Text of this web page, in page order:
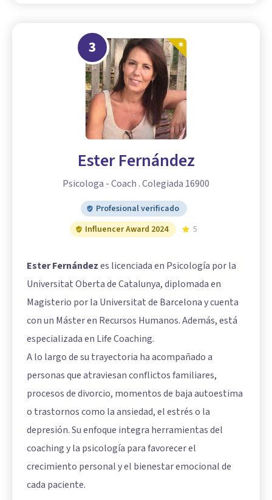
3
Ester Fernández
Psicologa - Coach . Colegiada 16900
Profesional verificado
Influencer Award 2024
5
Ester Fernándezes licenciada en Psicología por la
Universitat Oberta de Catalunya, diplomada en
Magisterio por la Universitat de Barcelona y cuenta
con un Máster en Recursos Humanos. Además, está
especializada en Life Coaching.
A lo largo de su trayectoria ha acompañado a
personas que atraviesan conflictos familiares,
procesos de divorcio, momentos de baja autoestima
o trastornos como la ansiedad, el estrés o la
depresión. Su enfoque integra herramientas del
coaching y la psicología para favorecer el
crecimiento personal y el bienestar emocional de
cada paciente.